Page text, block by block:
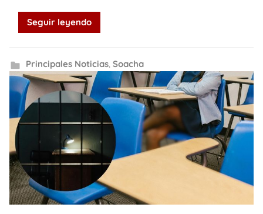
Seguir leyendo
Principales Noticias, Soacha